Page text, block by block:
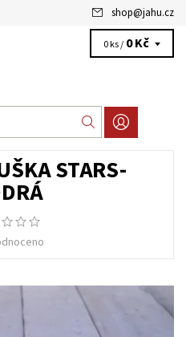
shop@jahu.cz
0 ks / 0 Kč
STARS-